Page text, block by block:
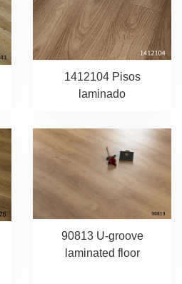
1412104 Pisos
laminado
90813 U-groove
laminated floor